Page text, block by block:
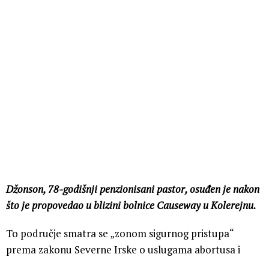
Džonson, 78-godišnji penzionisani pastor, osuđen je nakon
što je propovedao u blizini bolnice Causeway u Kolerejnu.
To područje smatra se „zonom sigurnog pristupa“
prema zakonu Severne Irske o uslugama abortusa i